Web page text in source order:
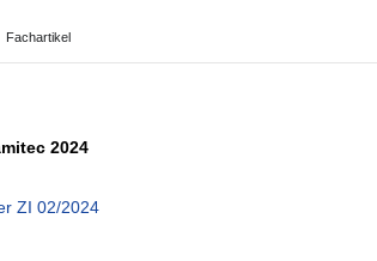
Fachartikel
2024
ZI 02/2024